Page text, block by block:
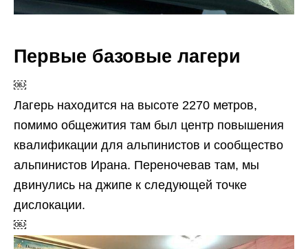
Первые базовые лагери
￼
Лагерь находится на высоте 2270 метров,
помимо общежития там был центр повышения
квалификации для альпинистов и сообщество
альпинистов Ирана. Переночевав там, мы
двинулись на джипе к следующей точке
дислокации.
￼